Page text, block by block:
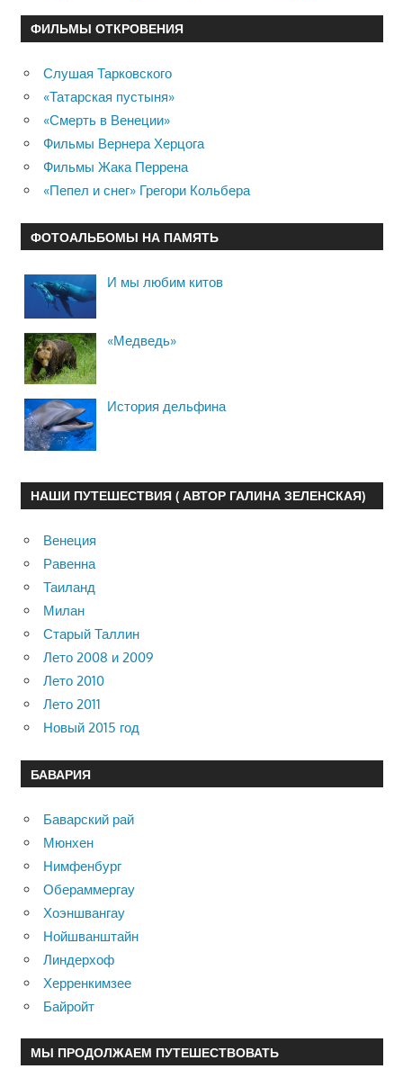
ФИЛЬМЫ ОТКРОВЕНИЯ
Слушая Тарковского
«Татарская пустыня»
«Смерть в Венеции»
Фильмы Вернера Херцога
Фильмы Жака Перрена
«Пепел и снег» Грегори Кольбера
ФОТОАЛЬБОМЫ НА ПАМЯТЬ
И мы любим китов
«Медведь»
История дельфина
НАШИ ПУТЕШЕСТВИЯ ( АВТОР ГАЛИНА ЗЕЛЕНСКАЯ)
Венеция
Равенна
Таиланд
Милан
Старый Таллин
Лето 2008 и 2009
Лето 2010
Лето 2011
Новый 2015 год
БАВАРИЯ
Баварский рай
Мюнхен
Нимфенбург
Обераммергау
Хоэншвангау
Нойшванштайн
Линдерхоф
Херренкимзее
Байройт
МЫ ПРОДОЛЖАЕМ ПУТЕШЕСТВОВАТЬ